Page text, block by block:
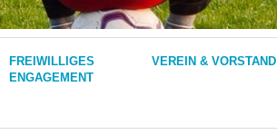
FREIWILLIGES
ENGAGEMENT
VEREIN & VORSTAND